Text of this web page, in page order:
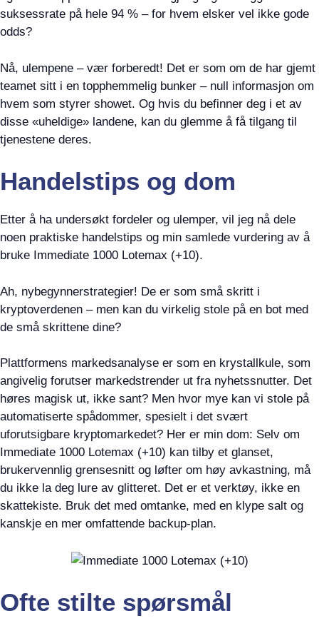
suksessrate på hele 94 % – for hvem elsker vel ikke gode
odds?
Nå, ulempene – vær forberedt! Det er som om de har gjemt
teamet sitt i en topphemmelig bunker – null informasjon om
hvem som styrer showet. Og hvis du befinner deg i et av
disse «uheldige» landene, kan du glemme å få tilgang til
tjenestene deres.
Handelstips og dom
Etter å ha undersøkt fordeler og ulemper, vil jeg nå dele
noen praktiske handelstips og min samlede vurdering av å
bruke Immediate 1000 Lotemax (+10).
Ah, nybegynnerstrategier! De er som små skritt i
kryptoverdenen – men kan du virkelig stole på en bot med
de små skrittene dine?
Plattformens markedsanalyse er som en krystallkule, som
angivelig forutser markedstrender ut fra nyhetssnutter. Det
høres magisk ut, ikke sant? Men hvor mye kan vi stole på
automatiserte spådommer, spesielt i det svært
uforutsigbare kryptomarkedet? Her er min dom: Selv om
Immediate 1000 Lotemax (+10) kan tilby et glanset,
brukervennlig grensesnitt og løfter om høy avkastning, må
du ikke la deg lure av glitteret. Det er et verktøy, ikke en
skattekiste. Bruk det med omtanke, med en klype salt og
kanskje en mer omfattende backup-plan.
Ofte stilte spørsmål